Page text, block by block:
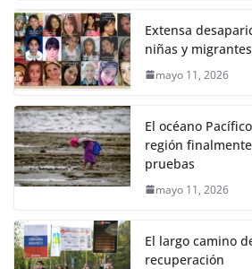
Extensa
niñas y
mayo 11, 2026
El océano
región
pruebas
mayo 11, 2026
El largo camino
recuperación